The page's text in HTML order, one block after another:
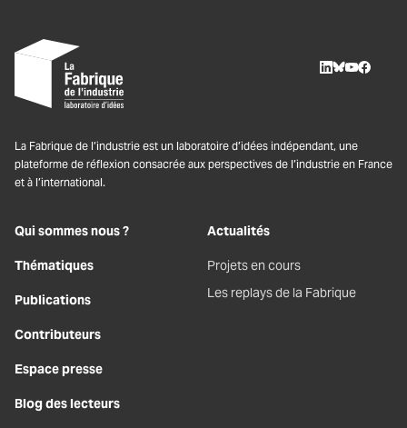
La Fabrique de l’industrie est un laboratoire d’idées indépendant, une
plateforme de réflexion consacrée aux perspectives de l’industrie en France
et à l’international.
Qui sommes nous ?
Thématiques
Publications
Contributeurs
Espace presse
Blog des lecteurs
Actualités
Projets en cours
Les replays de la Fabrique